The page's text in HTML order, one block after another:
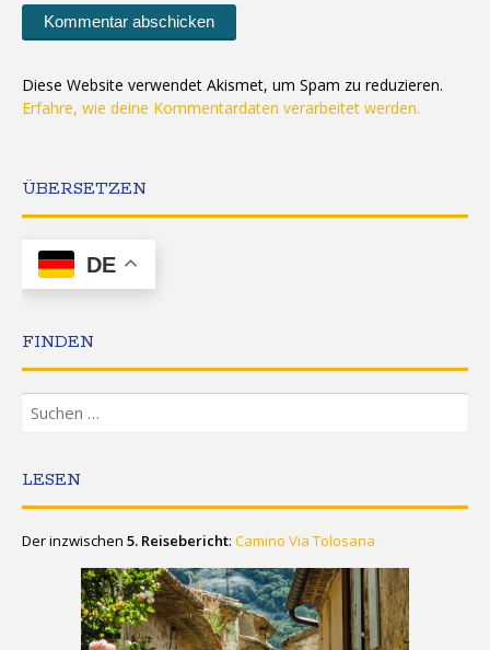
Diese Website verwendet Akismet, um Spam zu reduzieren.
Erfahre, wie deine Kommentardaten verarbeitet werden.
ÜBERSETZEN
DE
FINDEN
Suchen
nach:
LESEN
Der inzwischen 5. Reisebericht: Camino Via Tolosana